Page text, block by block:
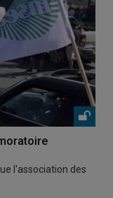
l'association des